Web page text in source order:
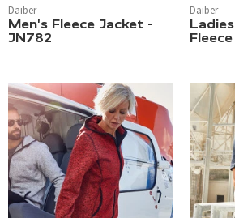
Daiber
Men's Fleece Jacket -
JN782
Daiber